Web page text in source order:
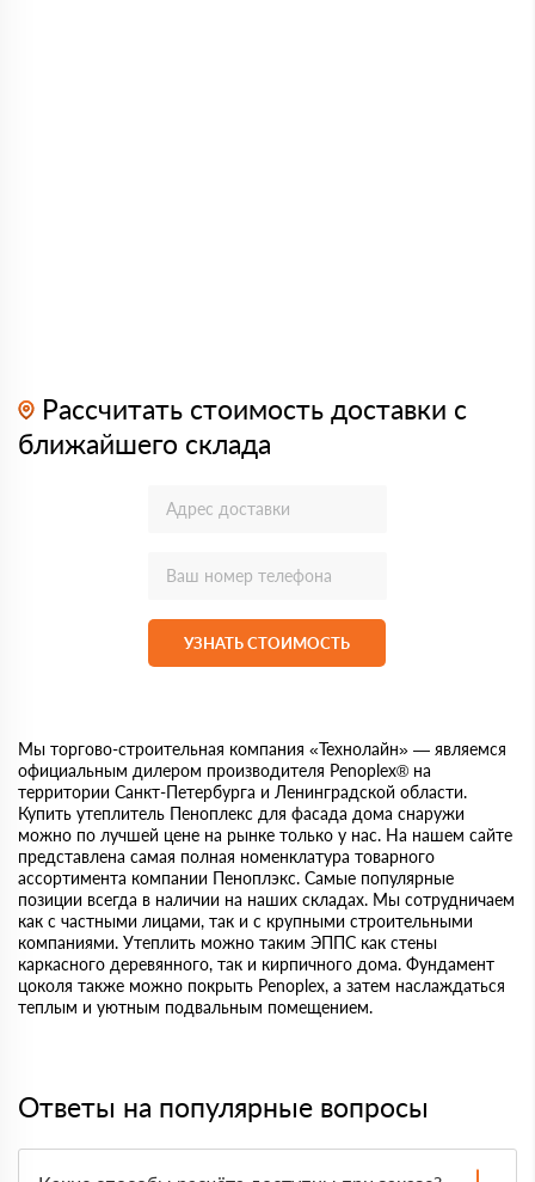
Рассчитать стоимость доставки с
ближайшего склада
УЗНАТЬ СТОИМОСТЬ
Мы торгово-строительная компания «Технолайн» — являемся
официальным дилером производителя Penoplex® на
территории Санкт-Петербурга и Ленинградской области.
Купить утеплитель Пеноплекс для фасада дома снаружи
можно по лучшей цене на рынке только у нас. На нашем сайте
представлена самая полная номенклатура товарного
ассортимента компании Пеноплэкс. Самые популярные
позиции всегда в наличии на наших складах. Мы сотрудничаем
как с частными лицами, так и с крупными строительными
компаниями. Утеплить можно таким ЭППС как стены
каркасного деревянного, так и кирпичного дома. Фундамент
цоколя также можно покрыть Penoplex, а затем наслаждаться
теплым и уютным подвальным помещением.
Ответы на популярные вопросы